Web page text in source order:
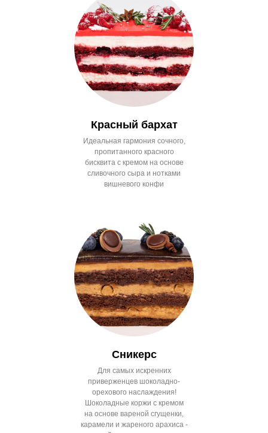
Красный бархат
Идеальная гармония сочного,
пропитанного красного
бисквита с кремом на основе
сливочного сыра и нотками
вишневого конфи
Сникерс
Для самых искренних
приверженцев шоколадно-
орехового наслаждения!
Шоколадные коржи с кремом
на основе вареной сгущенки,
карамели и жареного арахиса -